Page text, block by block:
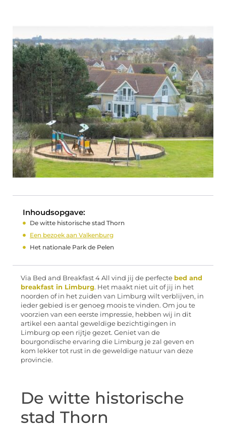
Inhoudsopgave:
De witte historische stad Thorn
Een bezoek aan Valkenburg
Het nationale Park de Pelen
Via Bed and Breakfast 4 All vind jij de perfecte bed and
breakfast in Limburg. Het maakt niet uit of jij in het
noorden of in het zuiden van Limburg wilt verblijven, in
ieder gebied is er genoeg moois te vinden. Om jou te
voorzien van een eerste impressie, hebben wij in dit
artikel een aantal geweldige bezichtigingen in
Limburg op een rijtje gezet. Geniet van de
bourgondische ervaring die Limburg je zal geven en
kom lekker tot rust in de geweldige natuur van deze
provincie.
De witte historische
stad Thorn